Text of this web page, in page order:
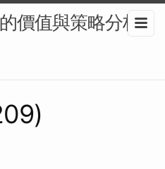
價值與策略分析-